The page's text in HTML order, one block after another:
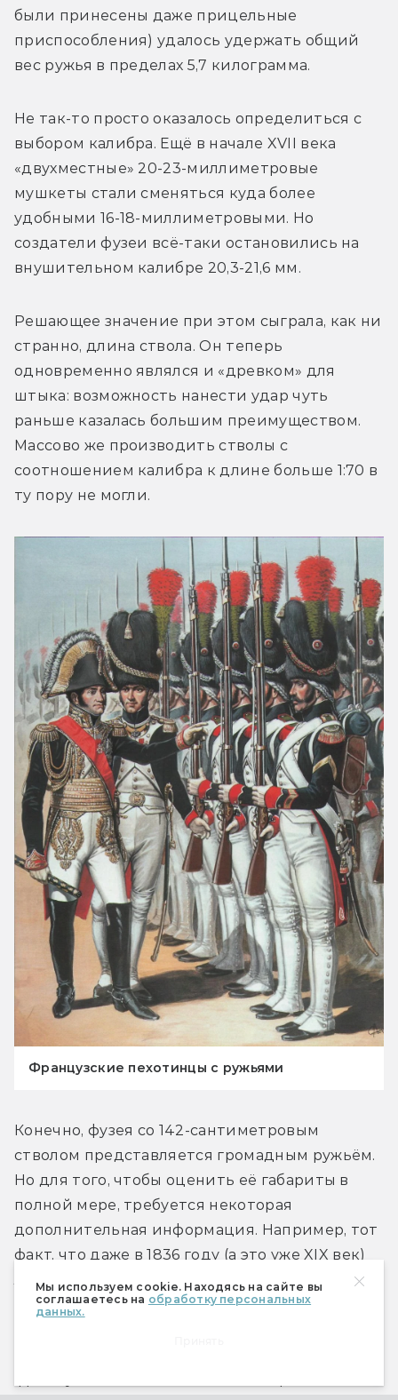
Мы используем cookie. Находясь на сайте вы
соглашаетесь на обработку персональных
данных.
были принесены даже прицельные
приспособления) удалось удержать общий
вес ружья в пределах 5,7 килограмма.
Не так-то просто оказалось определиться с
выбором калибра. Ещё в начале XVII века
«двухместные» 20-23-миллиметровые
мушкеты стали сменяться куда более
удобными 16-18-миллиметровыми. Но
создатели фузеи всё-таки остановились на
внушительном калибре 20,3-21,6 мм.
Решающее значение при этом сыграла, как ни
странно, длина ствола. Он теперь
одновременно являлся и «древком» для
штыка: возможность нанести удар чуть
раньше казалась большим преимуществом.
Массово же производить стволы с
соотношением калибра к длине больше 1:70 в
ту пору не могли.
Французские пехотинцы с ружьями
Конечно, фузея со 142-сантиметровым
стволом представляется громадным ружьём.
Но для того, чтобы оценить её габариты в
полной мере, требуется некоторая
дополнительная информация. Например, тот
факт, что даже в 1836 году (а это уже XIX век)
лишь каждый сотый из призванных во
французскую армию рекрутов был выше 172